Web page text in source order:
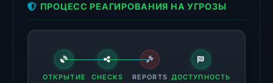
of
engines
flagged
ПРОЦЕСС РЕАГИРОВАНИЯ НА УГРОЗЫ
ОТКРЫТИЕ CHECKS REPORTS ДОСТУПНОСТЬ